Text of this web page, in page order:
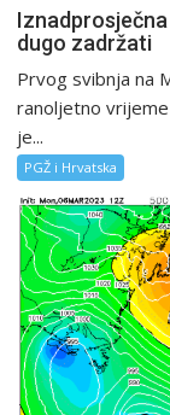
dugo zadržati
Prvog svibnja na
ranoljetno
je...
PGŽ i Hrvatska